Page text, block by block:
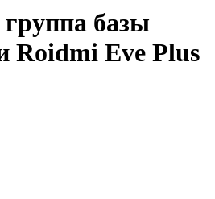
базы
Roidmi Eve Plus